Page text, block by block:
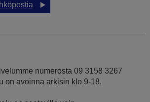
numerosta 09 3158 3267
on avoinna arkisin klo 9-18.